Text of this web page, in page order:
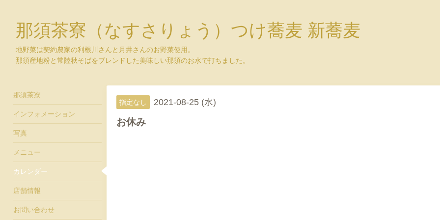
那須茶寮（なすさりょう）つけ蕎麦 新蕎麦
地野菜は契約農家の利根川さんと月井さんのお野菜使用。
那須産地粉と常陸秋そばをブレンドした美味しい那須のお水で打ちました。
指定なし 2021-08-25 (水)
お休み
那須茶寮
インフォメーション
写真
メニュー
カレンダー
店舗情報
お問い合わせ